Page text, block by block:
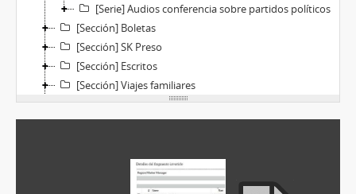
[Serie] Audios conferencia sobre partidos políticos
[Sección] Boletas
[Sección] SK Preso
[Sección] Escritos
[Sección] Viajes familiares
[Serie] Corresponencia